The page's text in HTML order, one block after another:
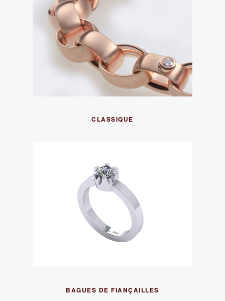
CLASSIQUE
BAGUES DE FIANÇAILLES